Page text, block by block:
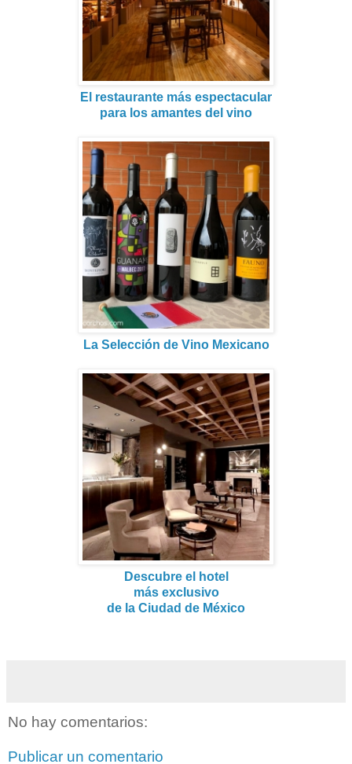
El restaurante más espectacular
para los amantes del vino
La Selección de Vino Mexicano
Descubre el hotel
más exclusivo
de la Ciudad de México
No hay comentarios:
Publicar un comentario